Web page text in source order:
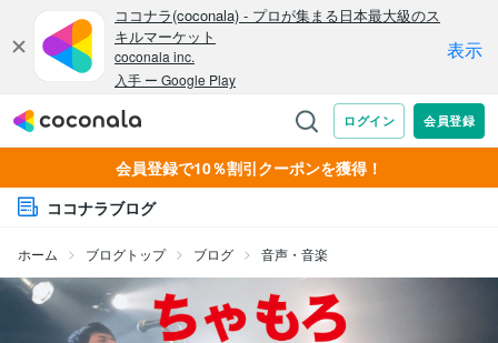
会員登録で10％割引クーポンを獲得！
ココナラブログ
ホーム ブログトップ ブログ 音声・音楽